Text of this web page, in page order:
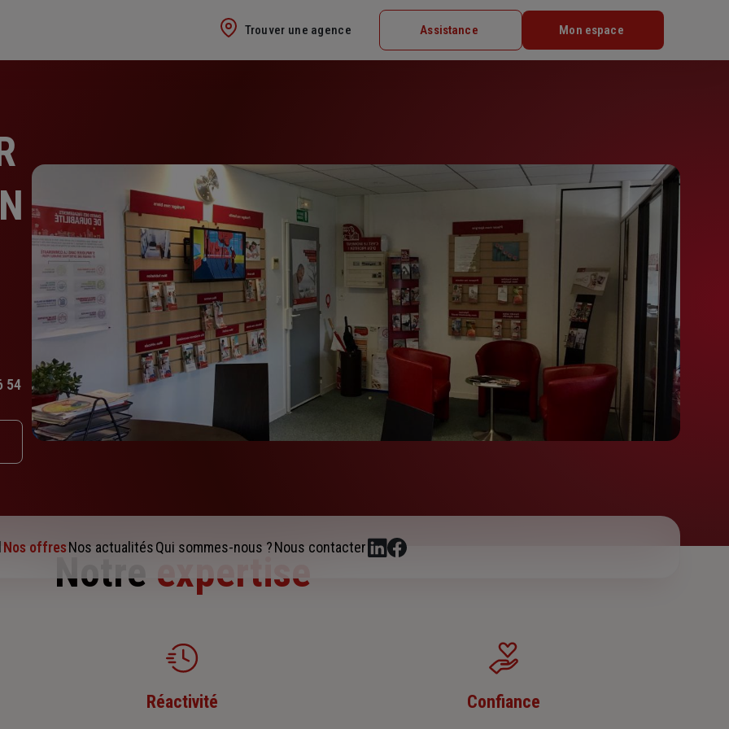
Trouver une agence Assistance Mon espace
54
Nos offresNos actualitésQui sommes-nous ?Nous contacter
Notre expertise
Réactivité Confiance